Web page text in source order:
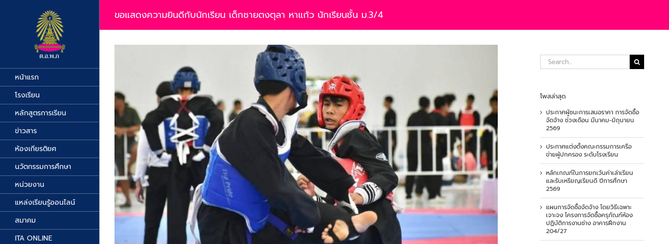
หน้าแรก
โรงเรียน
หลักสูตรการเรียน
ข่าวสาร
ห้องเกียรติยศ
นวัตกรรมการศึกษา
หน่วยงาน
แหล่งเรียนรู้ออนไลน์
สมาคม
ITA ONLINE
ขอแสดงความยินดีกับนักเรียน เด็กชายตงตุลา หาแก้ว นักเรียนชั้น ม.3/4
Search
for:
โพสล่าสุด
ประกาศผู้ชนะการเสนอราคา การจัดซื้อ
จัดจ้าง ช่วงเดือน มีนาคม-มิถุนายน
2569
ประกาศแต่งตั้งคณะกรรมการเครือ
ข่ายผู้ปกครอง ระดับโรงเรียน
หลักเกณฑ์ในการยกเว้นค่าเล่าเรียน
และรับเหรียญเรียนดี ปีการศึกษา
2569
แผนการจัดซื้อจัดจ้าง โดยวิธีเฉพาะ
เจาะจง โครงการจัดซื้อครุภัณฑ์ห้อง
ปฏิบัติการงานช่าง อาคารฝึกงาน
204/27